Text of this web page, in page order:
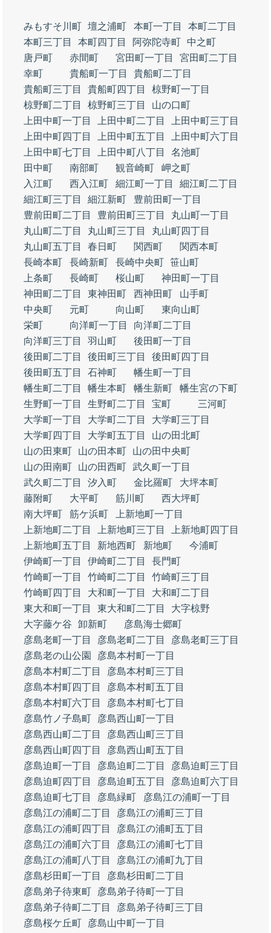
みもすそ川町 壇之浦町 本町一丁目
本町二丁目
本町三丁目
本町四丁目 阿弥陀寺町
中之町
唐戸町
赤間町 宮田町一丁目
宮田町二丁目
幸町
貴船町一丁目
貴船町二丁目
貴船町三丁目
貴船町四丁目
椋野町一丁目
椋野町二丁目
椋野町三丁目
山の口町
上田中町一丁目
上田中町二丁目
上田中町三丁目
上田中町四丁目
上田中町五丁目
上田中町六丁目
上田中町七丁目
上田中町八丁目
名池町
田中町
南部町 観音崎町
岬之町
入江町
西入江町 細江町一丁目
細江町二丁目
細江町三丁目
細江新町
豊前田町一丁目
豊前田町二丁目
豊前田町三丁目
丸山町一丁目
丸山町二丁目
丸山町三丁目
丸山町四丁目
丸山町五丁目
春日町 関西町
関西本町
長崎本町
長崎新町 長崎中央町 笹山町
上条町
長崎町 桜山町
神田町一丁目
神田町二丁目
東神田町 西神田町
山手町
中央町
元町 向山町
東向山町
栄町
向洋町一丁目
向洋町二丁目
向洋町三丁目
羽山町
後田町一丁目
後田町二丁目
後田町三丁目
後田町四丁目
後田町五丁目
石神町
幡生町一丁目
幡生町二丁目
幡生本町 幡生新町
幡生宮の下町
生野町一丁目
生野町二丁目 宝町
三河町
大学町一丁目
大学町二丁目
大学町三丁目
大学町四丁目
大学町五丁目
山の田北町
山の田東町
山の田本町
山の田中央町
山の田南町
山の田西町 武久町一丁目
武久町二丁目
汐入町 金比羅町
大坪本町
藤附町
大平町 筋川町
西大坪町
南大坪町
筋ケ浜町
上新地町一丁目
上新地町二丁目
上新地町三丁目
上新地町四丁目
上新地町五丁目
新地西町 新地町
今浦町
伊崎町一丁目
伊崎町二丁目
長門町
竹崎町一丁目
竹崎町二丁目
竹崎町三丁目
竹崎町四丁目
大和町一丁目
大和町二丁目
東大和町一丁目
東大和町二丁目
大字椋野
大字藤ケ谷
卸新町
彦島海士郷町
彦島老町一丁目
彦島老町二丁目
彦島老町三丁目
彦島老の山公園
彦島本村町一丁目
彦島本村町二丁目
彦島本村町三丁目
彦島本村町四丁目
彦島本村町五丁目
彦島本村町六丁目
彦島本村町七丁目
彦島竹ノ子島町
彦島西山町一丁目
彦島西山町二丁目
彦島西山町三丁目
彦島西山町四丁目
彦島西山町五丁目
彦島迫町一丁目
彦島迫町二丁目
彦島迫町三丁目
彦島迫町四丁目
彦島迫町五丁目
彦島迫町六丁目
彦島迫町七丁目
彦島緑町
彦島江の浦町一丁目
彦島江の浦町二丁目
彦島江の浦町三丁目
彦島江の浦町四丁目
彦島江の浦町五丁目
彦島江の浦町六丁目
彦島江の浦町七丁目
彦島江の浦町八丁目
彦島江の浦町九丁目
彦島杉田町一丁目
彦島杉田町二丁目
彦島弟子待東町
彦島弟子待町一丁目
彦島弟子待町二丁目
彦島弟子待町三丁目
彦島桜ケ丘町
彦島山中町一丁目